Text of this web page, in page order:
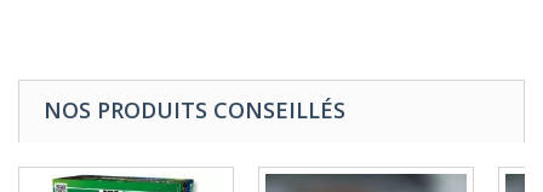
NOS PRODUITS CONSEILLÉS